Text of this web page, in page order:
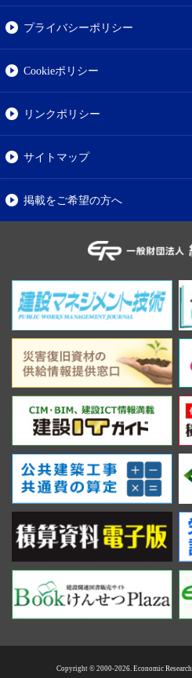
プライバシーポリシー
Cookieポリシー
リンクポリシー
サイトマップ
掲載をご希望の方へ
Copyright © 2000-2026. Economic